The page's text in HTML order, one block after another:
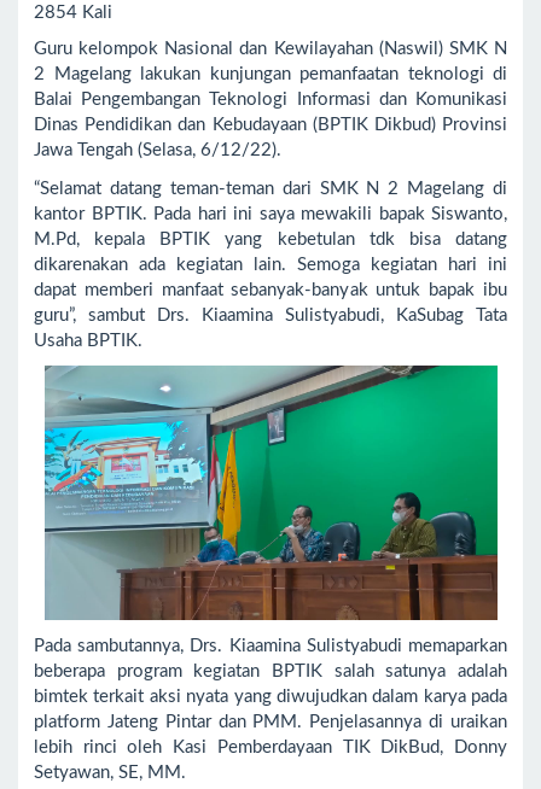
2854 Kali
Guru kelompok Nasional dan Kewilayahan (Naswil) SMK N
2 Magelang lakukan kunjungan pemanfaatan teknologi di
Balai Pengembangan Teknologi Informasi dan Komunikasi
Dinas Pendidikan dan Kebudayaan (BPTIK Dikbud) Provinsi
Jawa Tengah (Selasa, 6/12/22).
“Selamat datang teman-teman dari SMK N 2 Magelang di
kantor BPTIK. Pada hari ini saya mewakili bapak Siswanto,
M.Pd, kepala BPTIK yang kebetulan tdk bisa datang
dikarenakan ada kegiatan lain. Semoga kegiatan hari ini
dapat memberi manfaat sebanyak-banyak untuk bapak ibu
guru”, sambut Drs. Kiaamina Sulistyabudi, KaSubag Tata
Usaha BPTIK.
Pada sambutannya, Drs. Kiaamina Sulistyabudi memaparkan
beberapa program kegiatan BPTIK salah satunya adalah
bimtek terkait aksi nyata yang diwujudkan dalam karya pada
platform Jateng Pintar dan PMM. Penjelasannya di uraikan
lebih rinci oleh Kasi Pemberdayaan TIK DikBud, Donny
Setyawan, SE, MM.